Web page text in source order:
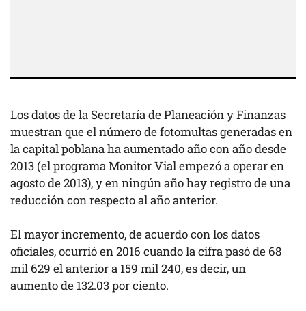
Los datos de la Secretaría de Planeación y Finanzas
muestran que el número de fotomultas generadas en
la capital poblana ha aumentado año con año desde
2013 (el programa Monitor Vial empezó a operar en
agosto de 2013), y en ningún año hay registro de una
reducción con respecto al año anterior.
El mayor incremento, de acuerdo con los datos
oficiales, ocurrió en 2016 cuando la cifra pasó de 68
mil 629 el anterior a 159 mil 240, es decir, un
aumento de 132.03 por ciento.